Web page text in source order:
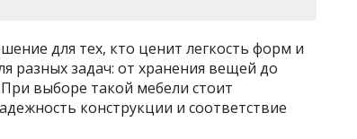
для тех, кто ценит легкость форм и
разных задач: от хранения вещей до
выборе такой мебели стоит
конструкции и соответствие